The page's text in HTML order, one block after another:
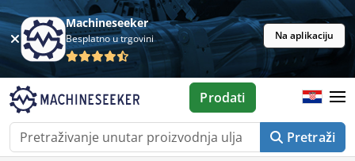
Machineseeker
Besplatno u trgovini Na aplikaciju
Pretraži
Prodati